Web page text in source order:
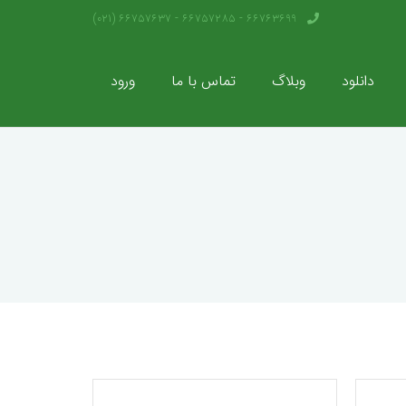
دانلود وبلاگ تماس با ما ورود